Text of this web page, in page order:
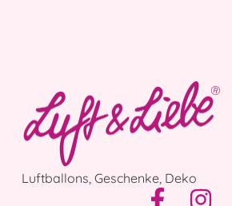
Luftballons, Geschenke, Deko